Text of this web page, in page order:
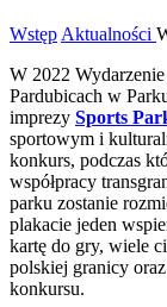
Wstęp Aktualności
W 2022
Pardubicach w
imprezy Sports
sportowym i
konkurs, podczas
współpracy
parku zostanie
plakacie jeden
kartę do gry, wiele
polskiej granicy
konkursu.